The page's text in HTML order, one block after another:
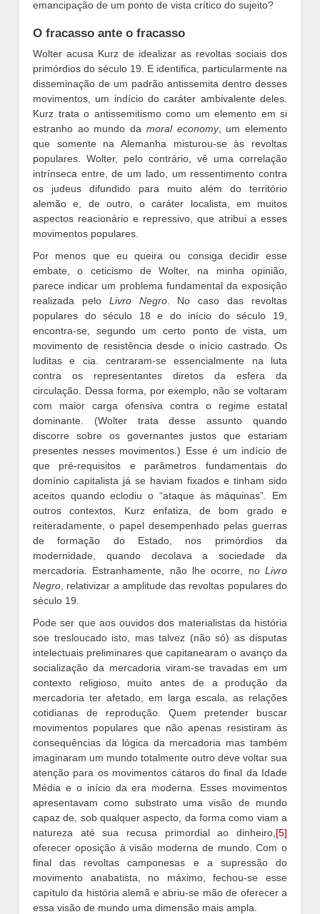
emancipação de um ponto de vista crítico do sujeito?
O fracasso ante o fracasso
Wolter acusa Kurz de idealizar as revoltas sociais dos
primórdios do século 19. E identifica, particularmente na
disseminação de um padrão antissemita dentro desses
movimentos, um indício do caráter ambivalente deles.
Kurz trata o antissemitismo como um elemento em si
estranho ao mundo da moral economy, um elemento
que somente na Alemanha misturou-se às revoltas
populares. Wolter, pelo contrário, vê uma correlação
intrínseca entre, de um lado, um ressentimento contra
os judeus difundido para muito além do território
alemão e, de outro, o caráter localista, em muitos
aspectos reacionário e repressivo, que atribui a esses
movimentos populares.
Por menos que eu queira ou consiga decidir esse
embate, o ceticismo de Wolter, na minha opinião,
parece indicar um problema fundamental da exposição
realizada pelo Livro Negro. No caso das revoltas
populares do século 18 e do início do século 19,
encontra-se, segundo um certo ponto de vista, um
movimento de resistência desde o início castrado. Os
luditas e cia. centraram-se essencialmente na luta
contra os representantes diretos da esfera da
circulação. Dessa forma, por exemplo, não se voltaram
com maior carga ofensiva contra o regime estatal
dominante. (Wolter trata desse assunto quando
discorre sobre os governantes justos que estariam
presentes nesses movimentos.) Esse é um indício de
que pré-requisitos e parâmetros fundamentais do
domínio capitalista já se haviam fixados e tinham sido
aceitos quando eclodiu o “ataque às máquinas”. Em
outros contextos, Kurz enfatiza, de bom grado e
reiteradamente, o papel desempenhado pelas guerras
de formação do Estado, nos primórdios da
modernidade, quando decolava a sociedade da
mercadoria. Estranhamente, não lhe ocorre, no Livro
Negro , relativizar a amplitude das revoltas populares do
século 19.
Pode ser que aos ouvidos dos materialistas da história
soe tresloucado isto, mas talvez (não só) as disputas
intelectuais preliminares que capitanearam o avanço da
socialização da mercadoria viram-se travadas em um
contexto religioso, muito antes de a produção da
mercadoria ter afetado, em larga escala, as relações
cotidianas de reprodução. Quem pretender buscar
movimentos populares que não apenas resistiram às
consequências da lógica da mercadoria mas também
imaginaram um mundo totalmente outro deve voltar sua
atenção para os movimentos cátaros do final da Idade
Média e o início da era moderna. Esses movimentos
apresentavam como substrato uma visão de mundo
capaz de, sob qualquer aspecto, da forma como viam a
natureza até sua recusa primordial ao dinheiro, [5]
oferecer oposição à visão moderna de mundo. Com o
final das revoltas camponesas e a supressão do
movimento anabatista, no máximo, fechou-se esse
capítulo da história alemã e abriu-se mão de oferecer a
essa visão de mundo uma dimensão mais ampla.